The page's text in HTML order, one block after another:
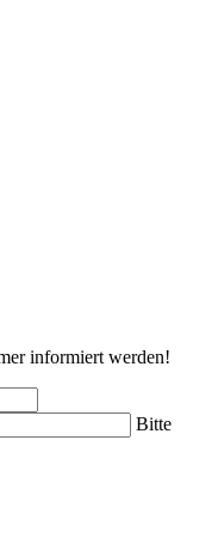
informiert werden!
Bitte